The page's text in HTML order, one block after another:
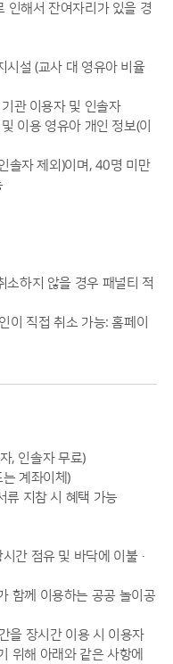
인해서 잔여자리가 있을 경
시설 (교사 대 영유아 비율
관 이용자 및 인솔자
이용 영유아 개인 정보(이
솔자 제외)이며, 40명 미만
소하지 않을 경우 패널티 적
이 직접 취소 가능: 홈페이
, 인솔자 무료)
계좌이체)
류 지참 시 혜택 가능
간 점유 및 바닥에 이불·
함께 이용하는 공공 놀이공
을 장시간 이용 시 이용자
위해 아래와 같은 사항에